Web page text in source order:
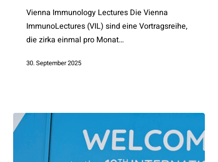
Vienna Immunology Lectures Die Vienna
ImmunoLectures (VIL) sind eine Vortragsreihe,
die zirka einmal pro Monat…
30. September 2025